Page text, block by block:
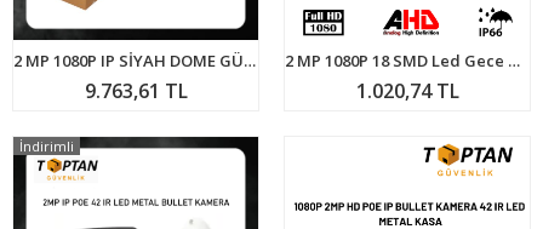
2 MP 1080P IP SİYAH DOME GÜVENLİK KAMERASI ARNA-1812 10'LU AVANTAJLI KOLİ
9.763,61 TL
2 MP 1080P 18 SMD Led Gece Görüşlü AHD Kamera ARNA-2118
1.020,74 TL
İndirimli